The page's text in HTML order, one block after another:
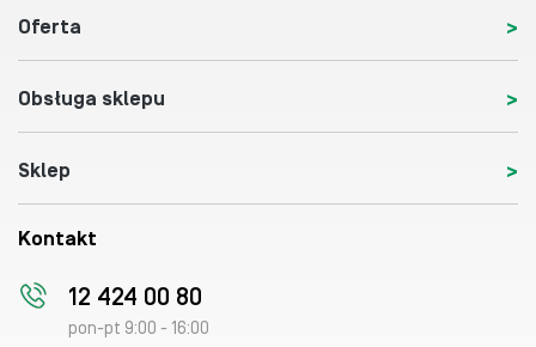
Oferta
Obsługa sklepu
Sklep
Kontakt
12 424 00 80
pon-pt 9:00 - 16:00